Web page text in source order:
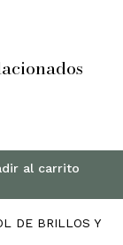
al carrito
DE BRILLOS Y